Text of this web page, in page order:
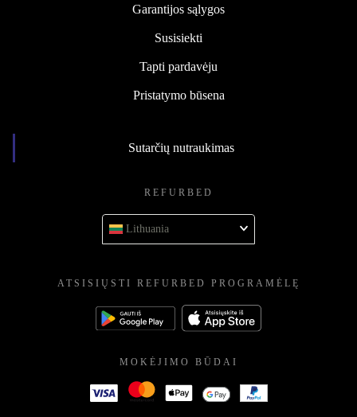
Garantijos sąlygos
Susisiekti
Tapti pardavėju
Pristatymo būsena
Sutarčių nutraukimas
REFURBED
Lithuania
ATSISIŲSTI REFURBED PROGRAMĖLĘ
MOKĖJIMO BŪDAI